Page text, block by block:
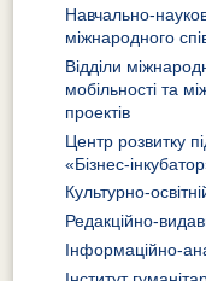
Навчально-
міжнародного
Відділи
мобільності та
проектів
Центр розвитку
«Бізнес-
Культурно-
Редакційно-
Інформаційно-